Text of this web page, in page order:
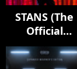
STANS (The
Official
Soundtrack)